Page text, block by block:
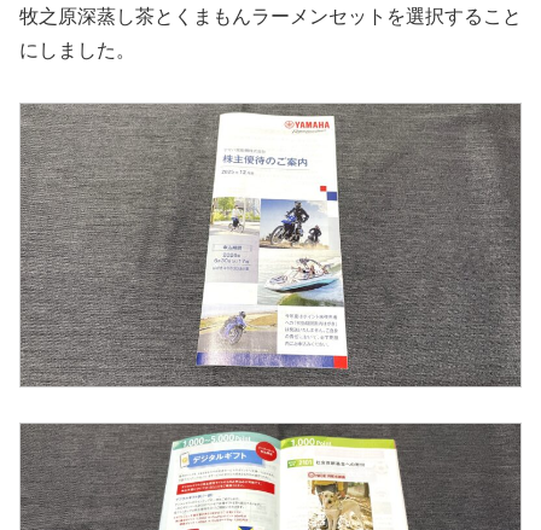
牧之原深蒸し茶とくまもんラーメンセットを選択すること
にしました。